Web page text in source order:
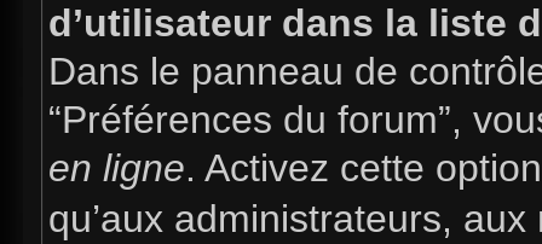
d’utilisateur dans la liste
Dans le panneau de
“Préférences du forum”,
en ligne. Activez cette
qu’aux administrateurs,